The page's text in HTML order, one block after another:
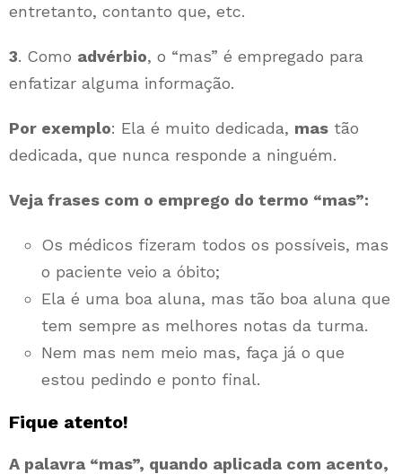
entretanto, contanto que, etc.
3. Como advérbio, o “mas” é empregado para
enfatizar alguma informação.
Por exemplo: Ela é muito dedicada, mas tão
dedicada, que nunca responde a ninguém.
Veja frases com o emprego do termo “mas”:
Os médicos fizeram todos os possíveis, mas
o paciente veio a óbito;
Ela é uma boa aluna, mas tão boa aluna que
tem sempre as melhores notas da turma.
Nem mas nem meio mas, faça já o que
estou pedindo e ponto final.
Fique atento!
A palavra “mas”, quando aplicada com acento,